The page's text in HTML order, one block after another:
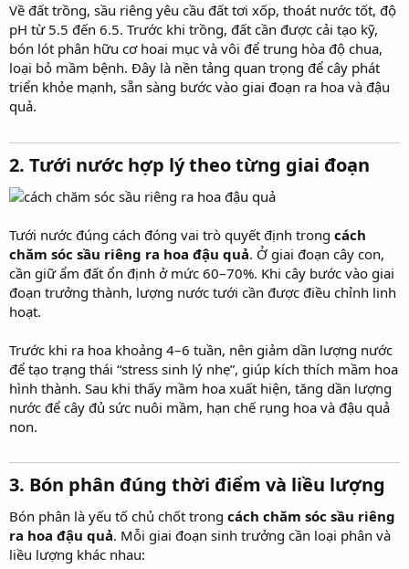
Về đất trồng, sầu riêng yêu cầu đất tơi xốp, thoát nước tốt, độ
pH từ 5.5 đến 6.5. Trước khi trồng, đất cần được cải tạo kỹ,
bón lót phân hữu cơ hoai mục và vôi để trung hòa độ chua,
loại bỏ mầm bệnh. Đây là nền tảng quan trọng để cây phát
triển khỏe mạnh, sẵn sàng bước vào giai đoạn ra hoa và đậu
quả.
2. Tưới nước hợp lý theo từng giai đoạn​
Tưới nước đúng cách đóng vai trò quyết định trong cách
chăm sóc sầu riêng ra hoa đậu quả. Ở giai đoạn cây con,
cần giữ ẩm đất ổn định ở mức 60–70%. Khi cây bước vào giai
đoạn trưởng thành, lượng nước tưới cần được điều chỉnh linh
hoạt.
Trước khi ra hoa khoảng 4–6 tuần, nên giảm dần lượng nước
để tạo trạng thái “stress sinh lý nhẹ”, giúp kích thích mầm hoa
hình thành. Sau khi thấy mầm hoa xuất hiện, tăng dần lượng
nước để cây đủ sức nuôi mầm, hạn chế rụng hoa và đậu quả
non.
3. Bón phân đúng thời điểm và liều lượng​
Bón phân là yếu tố chủ chốt trong cách chăm sóc sầu riêng
ra hoa đậu quả. Mỗi giai đoạn sinh trưởng cần loại phân và
liều lượng khác nhau: